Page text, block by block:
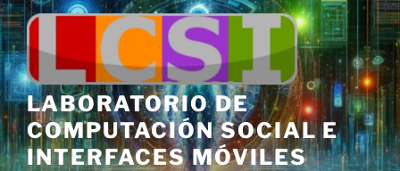
Saltar
al
contenido
LABORATORIO DE
COMPUTACIÓN SOCIAL E
INTERFACES MÓVILES